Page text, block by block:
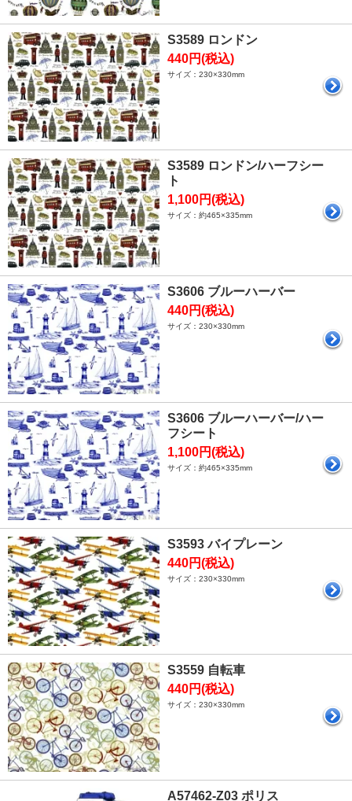
S3589 ロンドン
440円(税込)
サイズ：230×330mm
S3589 ロンドン/ハーフシー
ト
1,100円(税込)
サイズ：約465×335mm
S3606 ブルーハーバー
440円(税込)
サイズ：230×330mm
S3606 ブルーハーバー/ハー
フシート
1,100円(税込)
サイズ：約465×335mm
S3593 バイプレーン
440円(税込)
サイズ：230×330mm
S3559 自転車
440円(税込)
サイズ：230×330mm
A57462-Z03 ポリス